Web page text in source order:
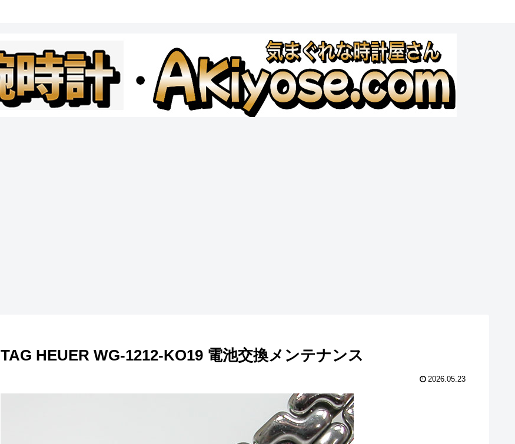
TAG HEUER WG-1212-KO19 電池交換メンテナンス
2026.05.23